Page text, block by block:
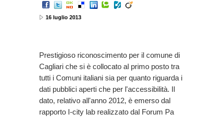
16 luglio 2013
Prestigioso riconoscimento per il comune di
Cagliari che si è collocato al primo posto tra
tutti i Comuni italiani sia per quanto riguarda i
dati pubblici aperti che per l'accessibilità. Il
dato, relativo all'anno 2012, è emerso dal
rapporto I-city lab realizzato dal Forum Pa